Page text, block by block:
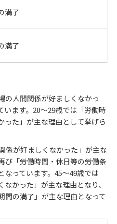
満了
満了
の人間関係が好ましくなかっ
います。20～29歳では「労働時
った」が主な理由として挙げら
係が好ましくなかった」が主な
び「労働時間・休日等の労働条
なっています。45～49歳では
なかった」が主な理由となり、
間の満了」が主な理由となって